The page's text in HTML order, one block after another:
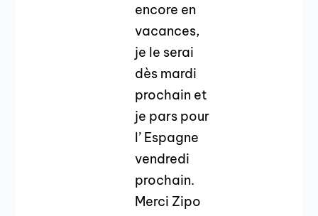
encore en
vacances,
je le serai
dès mardi
prochain et
je pars pour
l’ Espagne
vendredi
prochain.
Merci Zipo